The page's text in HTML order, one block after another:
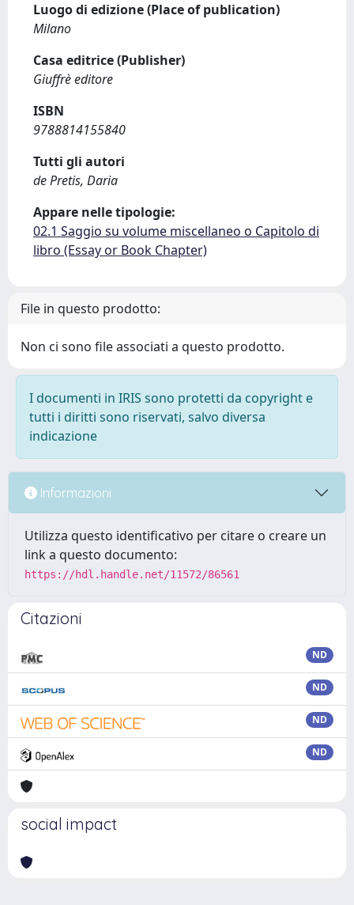
Luogo di edizione (Place of publication)
Milano
Casa editrice (Publisher)
Giuffrè editore
ISBN
9788814155840
Tutti gli autori
de Pretis, Daria
Appare nelle tipologie:
02.1 Saggio su volume miscellaneo o Capitolo di
libro (Essay or Book Chapter)
File in questo prodotto:
Non ci sono file associati a questo prodotto.
I documenti in IRIS sono protetti da copyright e
tutti i diritti sono riservati, salvo diversa
indicazione
Informazioni
Utilizza questo identificativo per citare o creare un
link a questo documento:
https://hdl.handle.net/11572/86561
Citazioni
ND
ND
ND
ND
social impact